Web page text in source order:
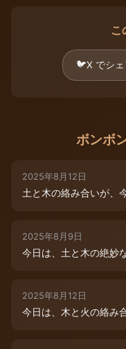
こ
🐦X でシェ
ボンボ
2025年8月12日
土と木の絡み合いが、
2025年8月9日
今日は、土と木の絶妙
2025年8月12日
今日は、木と火の絡み